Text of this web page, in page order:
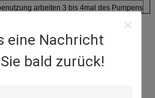
eine Nachricht
bald zurück!
arbeiten 3 bis 4mal des Pumpens
freie Flasche liefern, damit Sie